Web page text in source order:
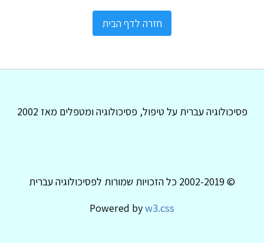
חזרה לדף הבית
פסיכולוגיה עברית על טיפול, פסיכולוגיה ומטפלים מאז 2002
© 2002-2019 כל הזכויות שמורות לפסיכולוגיה עברית
Powered byw3.css